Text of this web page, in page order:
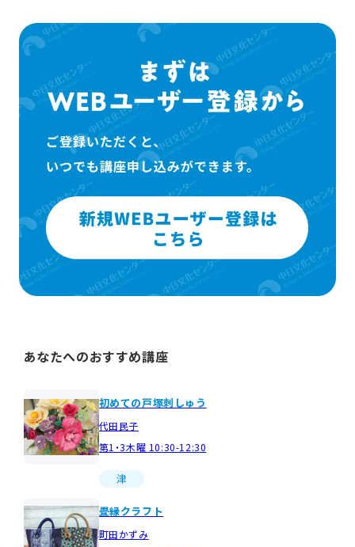
あなたへのおすすめ講座
初めての戸塚刺しゅう
代田民子
第1・3木曜 10:30-12:30
津
畳縁クラフト
町田かずみ